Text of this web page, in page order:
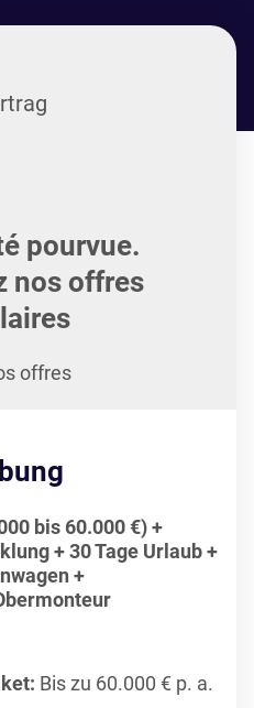
pourvue.
nos offres
offres
bis 60.000 €) +
+ 30 Tage Urlaub +
+
Bis zu 60.000 € p. a.